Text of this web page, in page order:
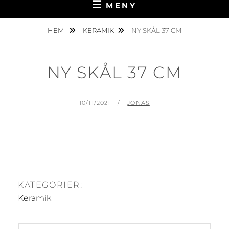
MENY
HEM KERAMIK NY SKÅL 37 CM
NY SKÅL 37 CM
PUBLICERAT
10/11/2021 AV
JONAS
KATEGORIER:
Keramik